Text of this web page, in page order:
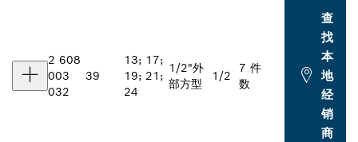
2 608
003
032
39
13; 17;
19; 21;
24
1/2"外
部方型
1/2
7 件
数
查
找
本
地
经
销
商